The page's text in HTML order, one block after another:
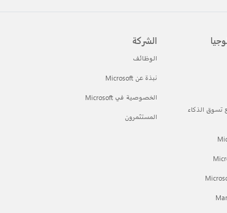
تسوق الذكاء
الشركة
الوظائف
نبذة عن Microsoft
الخصوصية في Microsoft
المستثمرون